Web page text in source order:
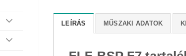
LEÍRÁS MŰSZAKI ADATOK